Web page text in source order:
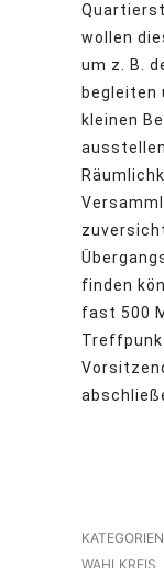
wollen
um z. B.
begleiten
kleinen
finden
fast 500
WAHLKREIS